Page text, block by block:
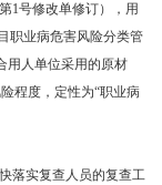
1号修改单修订），用
职业病危害风险分类管
用人单位采用的原材
程度，定性为“职业病
落实复查人员的复查工